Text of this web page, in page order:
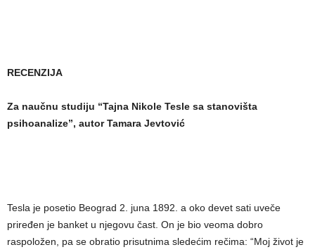
RECENZIJA
Za naučnu studiju “Tajna Nikole Tesle sa stanovišta
psihoanalize”, autor Tamara Jevtović
Tesla je posetio Beograd 2. juna 1892. a oko devet sati uveče
priređen je banket u njegovu čast. On je bio veoma dobro
raspoložen, pa se obratio prisutnima sledećim rečima: “Moj život je